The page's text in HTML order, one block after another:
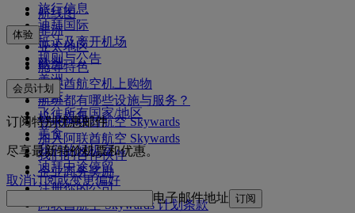
旅行信息
迪拜国际
抵达及离开机场
规则与公告
航线图
非洲
亚太地区
欧洲
美洲
中东
飞往所有国家/地区
体验
舱等特色
阿联酋航空机上购物
航班都有哪些设施与服务？
机上娱乐
美食
我们的候机室
迪拜中途停留
会员计划
登录阿联酋航空 Skywards
加入阿联酋航空 Skywards
我们的合作伙伴
企业商务奖励
注册你的公司
阿联酋航空 Skywards 计划条款
订阅特别优惠邮件
尽享最新特价机票和优惠。
取消订阅或变更偏好
电子邮件地址 订阅